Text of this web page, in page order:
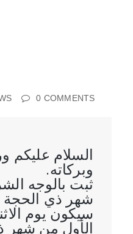
0 COMMENTS
السلام عليكم
وبركاته.
ثبت بالوجه
شهر ذي الحجة